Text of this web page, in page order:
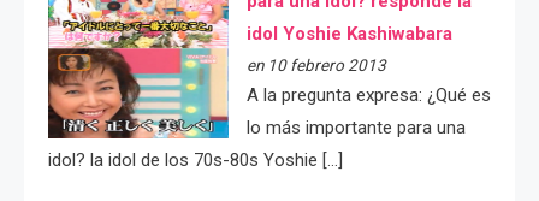
idol Yoshie Kashiwabara
en 10 febrero 2013
A la pregunta expresa: ¿Qué es
lo más importante para una
idol? la idol de los 70s-80s Yoshie […]